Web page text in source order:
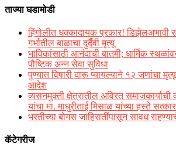
ताज्या घडामोडी
हिंगोलीत धक्कादायक प्रकार! डिझेलअभावी
गर्भातील बाळाचा दुर्दैवी मृत्यू
भाविकांसाठी आनंदाची बातमी; धार्मिक
पौष्टिक अन्न सेवा सुविधा
पुण्यात विषारी दारू प्यायल्याने १२ जणांचा
आदेश
व्यसनमुक्ती क्षेत्रातील अविरत
यांचा मा. माधुरीताई मिसाळ यांच्या हस्ते सत्कार
भरतीच्या बोगस जाहिरातींपासून सावध
कॅटेगरीज